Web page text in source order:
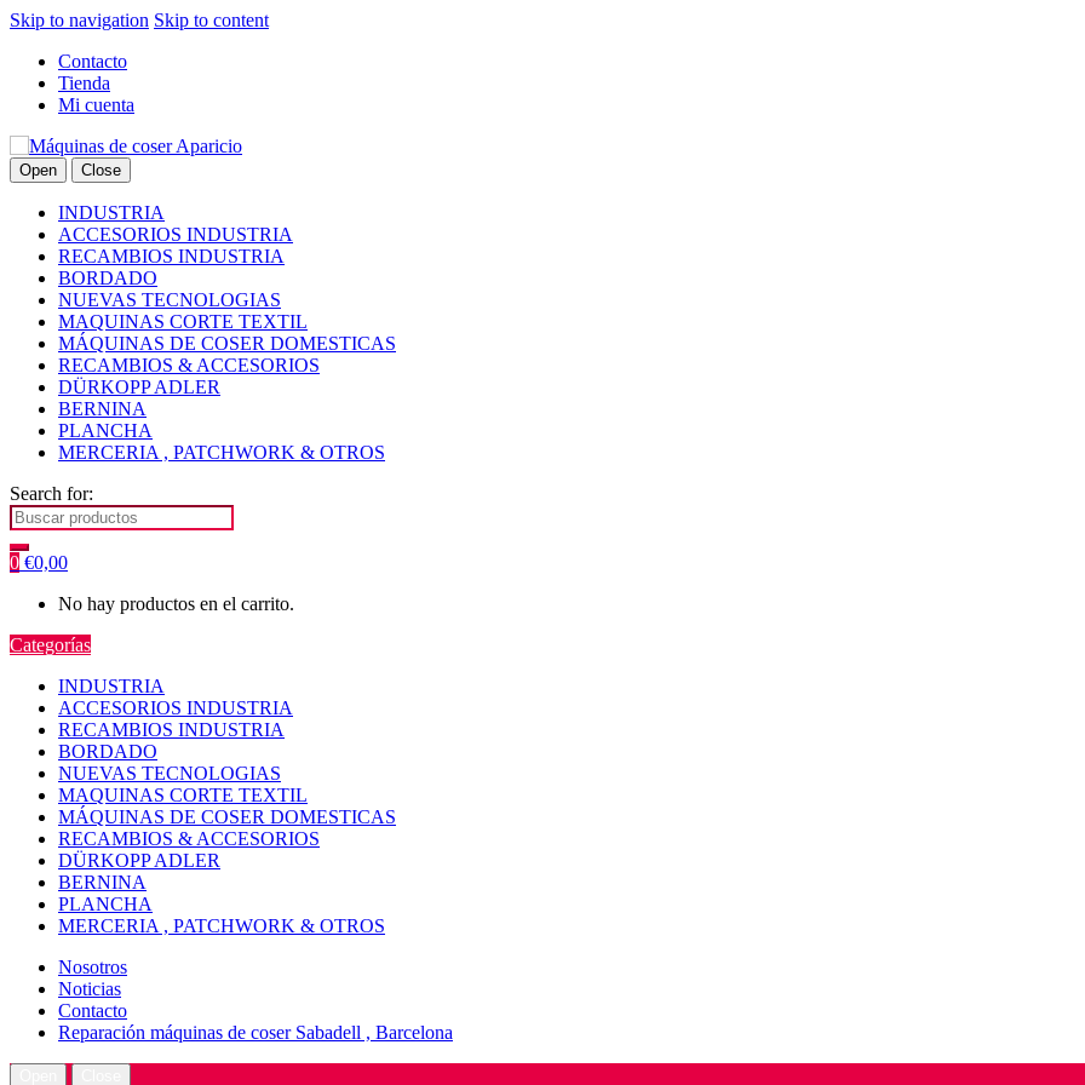
Skip to navigation Skip to content
Contacto
Tienda
Mi cuenta
Open Close
INDUSTRIA
ACCESORIOS INDUSTRIA
RECAMBIOS INDUSTRIA
BORDADO
NUEVAS TECNOLOGIAS
MAQUINAS CORTE TEXTIL
MÁQUINAS DE COSER DOMESTICAS
RECAMBIOS & ACCESORIOS
DÜRKOPP ADLER
BERNINA
PLANCHA
MERCERIA , PATCHWORK & OTROS
Search for:
0 €0,00
No hay productos en el carrito.
Categorías
INDUSTRIA
ACCESORIOS INDUSTRIA
RECAMBIOS INDUSTRIA
BORDADO
NUEVAS TECNOLOGIAS
MAQUINAS CORTE TEXTIL
MÁQUINAS DE COSER DOMESTICAS
RECAMBIOS & ACCESORIOS
DÜRKOPP ADLER
BERNINA
PLANCHA
MERCERIA , PATCHWORK & OTROS
Nosotros
Noticias
Contacto
Reparación máquinas de coser Sabadell , Barcelona